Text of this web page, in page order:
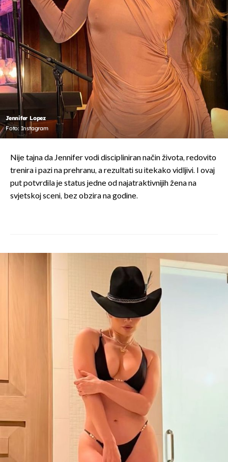
Jennifer Lopez
Foto: Instagram
Nije tajna da Jennifer vodi discipliniran način života, redovito
trenira i pazi na prehranu, a rezultati su itekako vidljivi. I ovaj
put potvrdila je status jedne od najatraktivnijih žena na
svjetskoj sceni, bez obzira na godine.